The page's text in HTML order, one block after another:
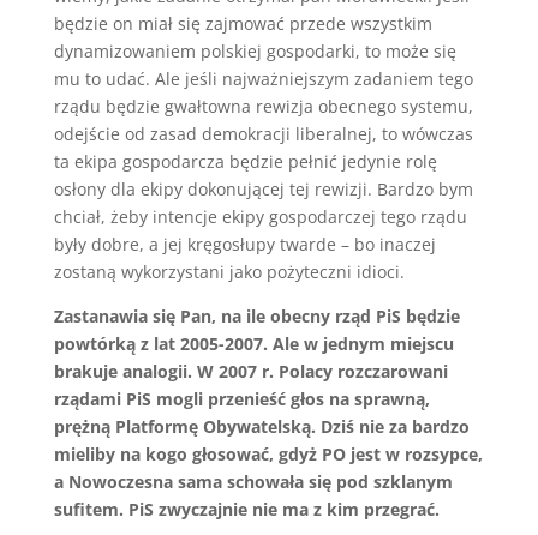
będzie on miał się zajmować przede wszystkim
dynamizowaniem polskiej gospodarki, to może się
mu to udać. Ale jeśli najważniejszym zadaniem tego
rządu będzie gwałtowna rewizja obecnego systemu,
odejście od zasad demokracji liberalnej, to wówczas
ta ekipa gospodarcza będzie pełnić jedynie rolę
osłony dla ekipy dokonującej tej rewizji. Bardzo bym
chciał, żeby intencje ekipy gospodarczej tego rządu
były dobre, a jej kręgosłupy twarde – bo inaczej
zostaną wykorzystani jako pożyteczni idioci.
Zastanawia się Pan, na ile obecny rząd PiS będzie
powtórką z lat 2005-2007. Ale w jednym miejscu
brakuje analogii. W 2007 r. Polacy rozczarowani
rządami PiS mogli przenieść głos na sprawną,
prężną Platformę Obywatelską. Dziś nie za bardzo
mieliby na kogo głosować, gdyż PO jest w rozsypce,
a Nowoczesna sama schowała się pod szklanym
sufitem. PiS zwyczajnie nie ma z kim przegrać.